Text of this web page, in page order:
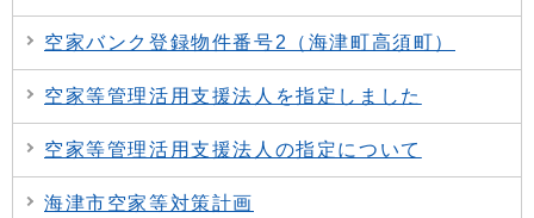
空家バンク登録物件番号2（海津町高須町）
空家等管理活用支援法人を指定しました
空家等管理活用支援法人の指定について
海津市空家等対策計画